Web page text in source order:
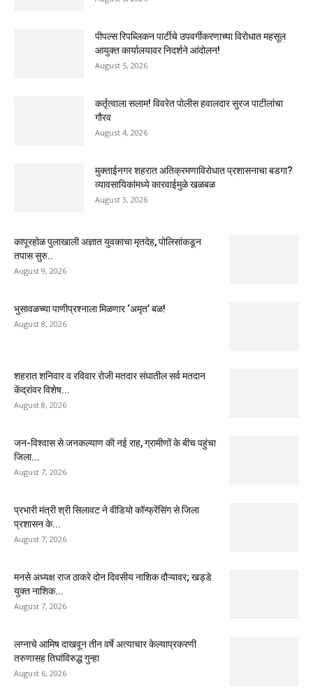
पीपल्स रिपब्लिकन पार्टीचे उपवर्गीकरणाच्या विरोधात महसूल
आयुक्त कार्यालयावर निदर्शने आंदोलन!
August 5, 2026
कर्तृत्वाला सलाम! विवरेत पोलीस हवालदार सुरज पाटीलांचा
गौरव
August 4, 2026
मुक्ताईनगर शहरात अतिक्रमणाविरोधात प्रशासनाचा बडगा?
व्यावसायिकांमध्ये कारवाईमुळे खळबळ
August 3, 2026
कापूरहोळ पुलाखाली अज्ञात युवकाचा मृतदेह, पोलिसांकडून
तपास सुरु..
August 9, 2026
भुसावळच्या पाणीप्रश्नाला मिळणार ‘अमृत’ बळ!
August 8, 2026
शहरात शनिवार व रविवार रोजी मतदार संघातील सर्व मतदान
केंद्रांवर विशेष...
August 8, 2026
जन-विश्वास से जनकल्याण की नई राह, ग्रामीणों के बीच पहुंचा
जिला...
August 7, 2026
प्रभारी मंत्री श्री सिलावट ने वीडियो कॉन्फ्रेंसिंग से जिला
प्रशासन के...
August 7, 2026
मनसे अध्यक्ष राज ठाकरे दोन दिवसीय नाशिक दौऱ्यावर; खड्डे
युक्त नाशिक...
August 7, 2026
लग्नाचे आमिष दाखवून तीन वर्षे अत्याचार केल्याप्रकरणी
तरुणासह तिघांविरुद्ध गुन्हा
August 6, 2026